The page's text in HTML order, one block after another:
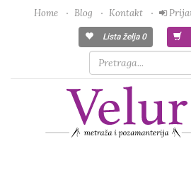
Home Blog Kontakt
Lista želja 0